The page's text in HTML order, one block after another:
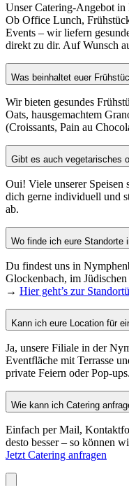
Unser Catering-Angebot
Ob Office Lunch,
Events – wir liefern
direkt zu dir. Auf Wunsch
Was beinhaltet euer
Wir bieten gesundes
Oats, hausgemachtem
(Croissants, Pain au
Gibt es auch vegetarisches
Oui! Viele unserer Speisen
dich gerne individuell und
ab.
Wo finde ich eure Standorte
Du findest uns in
Glockenbach, im
→ Hier geht’s zur
Kann ich eure Location für
Ja, unsere Filiale in der
Eventfläche mit Terrasse
private Feiern oder Pop-ups.
Wie kann ich Catering
Einfach per Mail,
desto besser – so können
Jetzt Catering anfragen